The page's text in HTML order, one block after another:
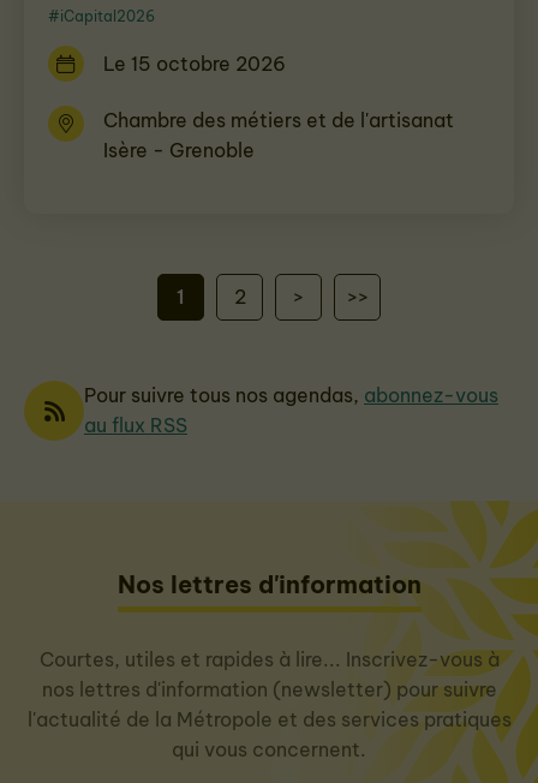
#iCapital2026
Le 15 octobre 2026
Chambre des métiers et de l'artisanat
Isère - Grenoble
1 2 > >>
Pour suivre tous nos agendas, abonnez-vous
au flux RSS
Nos lettres d'information
Courtes, utiles et rapides à lire... Inscrivez-vous à
nos lettres d'information (newsletter) pour suivre
l'actualité de la Métropole et des services pratiques
qui vous concernent.